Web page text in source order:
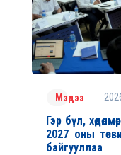
Мэдээ
Гэр бүл,
2027 оны
байгууллаа